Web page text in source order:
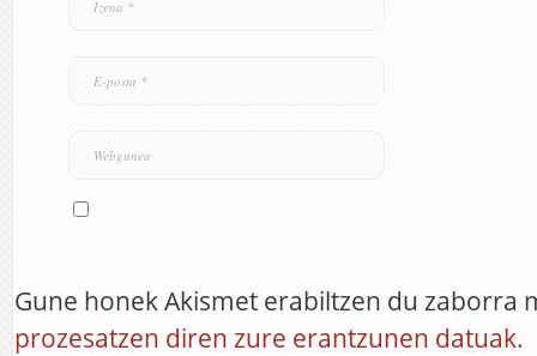
Gune honek Akismet erabiltzen du zaborra
prozesatzen diren zure erantzunen datuak.